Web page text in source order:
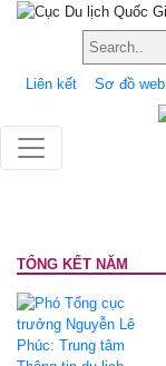
Liên kết Sơ đồ web
TỔNG KẾT NĂM